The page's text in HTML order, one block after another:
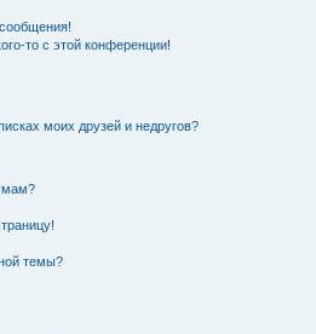
то с этой конференции!
моих друзей и недругов?
темы?